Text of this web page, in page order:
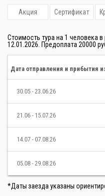
Акция Сертификат
Стоимость тура на 1 человека
12.01.2026. Предоплата 20000
Дата отправления и прибытия
30.05 - 23.06.26
21.06 - 15.07.26
14.07 - 07.08.26
05.08 - 29.08.26
*Даты заезда указаны